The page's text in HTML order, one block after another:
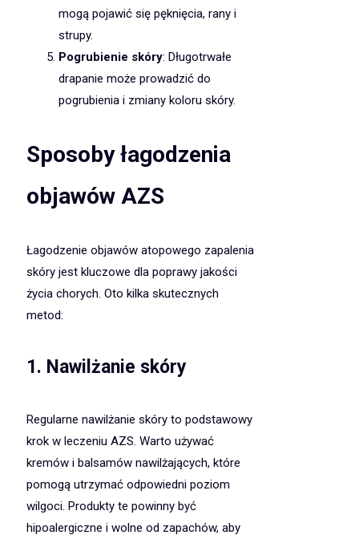
mogą pojawić się pęknięcia, rany i
strupy.
Pogrubienie skóry: Długotrwałe
drapanie może prowadzić do
pogrubienia i zmiany koloru skóry.
Sposoby łagodzenia
objawów AZS
Łagodzenie objawów atopowego zapalenia
skóry jest kluczowe dla poprawy jakości
życia chorych. Oto kilka skutecznych
metod:
1. Nawilżanie skóry
Regularne nawilżanie skóry to podstawowy
krok w leczeniu AZS. Warto używać
kremów i balsamów nawilżających, które
pomogą utrzymać odpowiedni poziom
wilgoci. Produkty te powinny być
hipoalergiczne i wolne od zapachów, aby